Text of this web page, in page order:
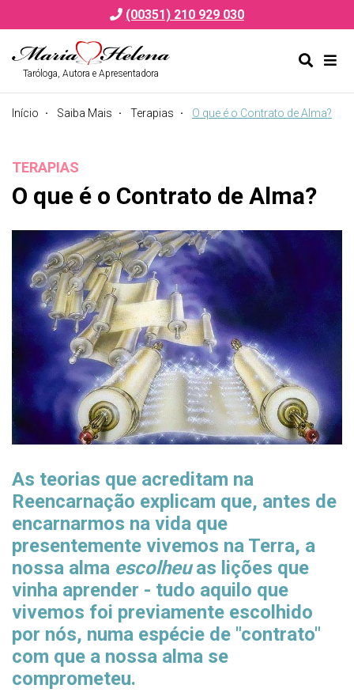
(00351) 210 929 030
Taróloga, Autora e Apresentadora
de
Início Saiba Mais Terapias O que é o Contrato de Alma?
TERAPIAS
O que é o Contrato de Alma?
As teorias que acreditam na
Reencarnação explicam que, antes de
encarnarmos na vida que
presentemente vivemos na Terra, a
nossa alma escolheuas lições que
vinha aprender - tudo aquilo que
vivemos foi previamente escolhido
por nós, numa espécie de "contrato"
com que a nossa alma se
comprometeu.